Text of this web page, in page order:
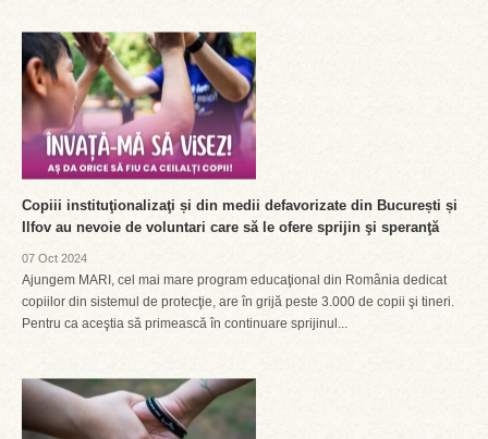
Copiii instituţionalizaţi și din medii defavorizate din București și
Ilfov au nevoie de voluntari care să le ofere sprijin şi speranţă
07 Oct 2024
Ajungem MARI, cel mai mare program educaţional din România dedicat
copiilor din sistemul de protecţie, are în grijă peste 3.000 de copii şi tineri.
Pentru ca aceştia să primească în continuare sprijinul...